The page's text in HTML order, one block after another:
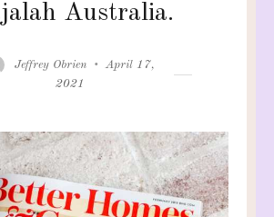
Australia.
Author
Jeffrey Obrien
Posted
April 17,
2021